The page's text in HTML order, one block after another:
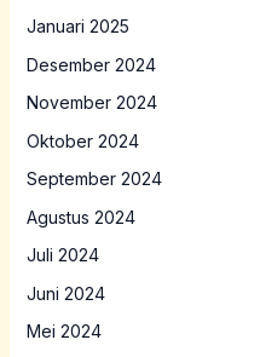
Januari 2025
Desember 2024
November 2024
Oktober 2024
September 2024
Agustus 2024
Juli 2024
Juni 2024
Mei 2024